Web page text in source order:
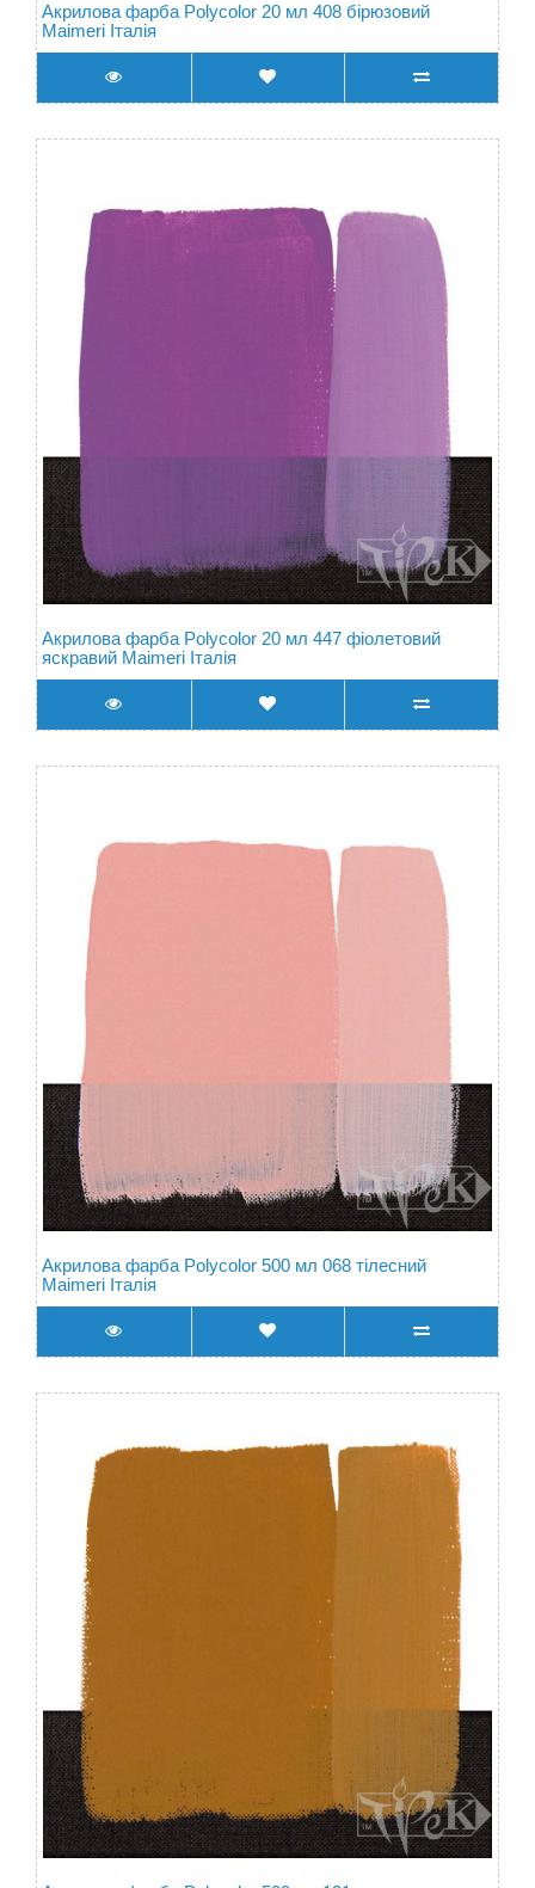
Акрилова фарба Polycolor 20 мл 408 бірюзовий
Maimeri Італія
Акрилова фарба Polycolor 20 мл 447 фіолетовий
яскравий Maimeri Італія
Акрилова фарба Polycolor 500 мл 068 тілесний
Maimeri Італія